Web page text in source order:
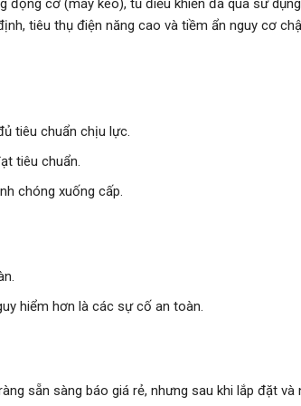
động cơ (máy kéo), tủ điều khiển đã qua sử
tiêu thụ điện năng cao và tiềm ẩn nguy cơ
tiêu chuẩn chịu lực.
tiêu chuẩn.
chóng xuống cấp.
hiểm hơn là các sự cố an toàn.
sẵn sàng báo giá rẻ, nhưng sau khi lắp đặt và